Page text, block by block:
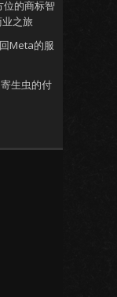
位的商标智
之旅
Meta的服
生虫的付